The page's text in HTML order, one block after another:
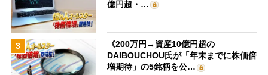
億円超・…
3
《200万円→資産10億円超の
DAIBOUCHOU氏が「年末までに株価倍
増期待」の5銘柄を公…